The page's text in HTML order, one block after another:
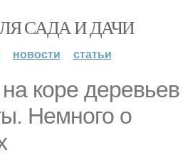
САДА И ДАЧИ
новости статьи
коре деревьев
Немного о